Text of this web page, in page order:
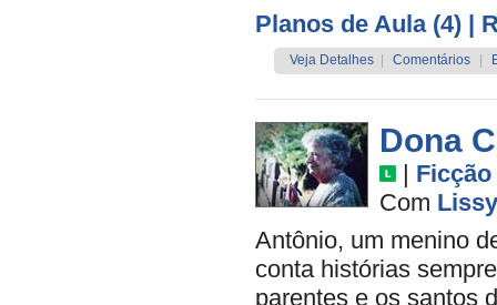
Planos de Aula (4) |
Veja Detalhes Comentários
Dona
| Ficção
Com
Antônio, um menino
conta histórias
parentes e os santos